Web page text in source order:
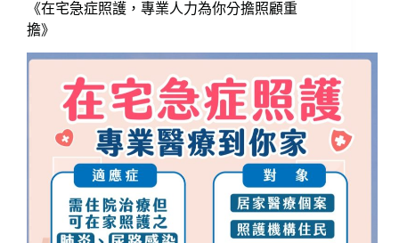
《在宅急症照護，專業人力為你分擔照顧重
擔》